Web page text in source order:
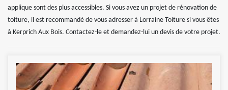
applique sont des plus accessibles. Si vous avez un projet de rénovation de
toiture, il est recommandé de vous adresser à Lorraine Toiture si vous êtes
à Kerprich Aux Bois. Contactez-le et demandez-lui un devis de votre projet.